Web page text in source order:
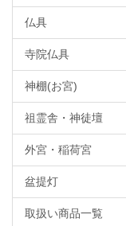
仏具
寺院仏具
神棚(お宮)
祖霊舎・神徒壇
外宮・稲荷宮
盆提灯
取扱い商品一覧